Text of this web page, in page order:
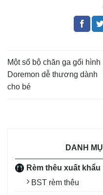
DANH
Rèm thêu xuất khẩu
BST rèm thêu
Một số bộ chăn ga gối hình
Doremon dễ thương dành
cho bé